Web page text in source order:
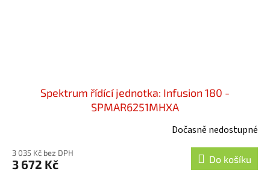
Spektrum řídící jednotka: Infusion 180 -
SPMAR6251MHXA
Dočasně nedostupné
3 035 Kč bez DPH
3 672 Kč Do košíku